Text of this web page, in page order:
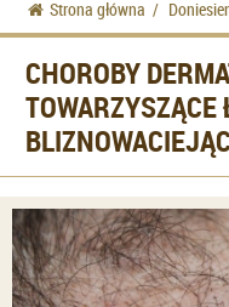
Strona główna /
CHOROBY
TOWARZYSZĄCE